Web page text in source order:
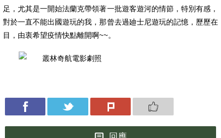
足，尤其是一開始法蘭克帶領著一批遊客遊河的情節，特別有感，
對於一直不能出國遊玩的我，那曾去過廸士尼遊玩的記憶，歷歷在
目，由衷希望疫情快點離開啊~~。